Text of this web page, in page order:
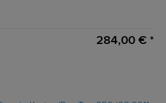
284,00 € *